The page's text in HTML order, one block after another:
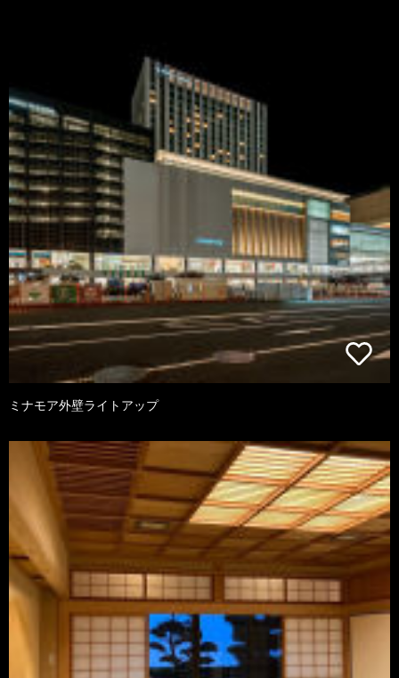
ミナモア外壁ライトアップ